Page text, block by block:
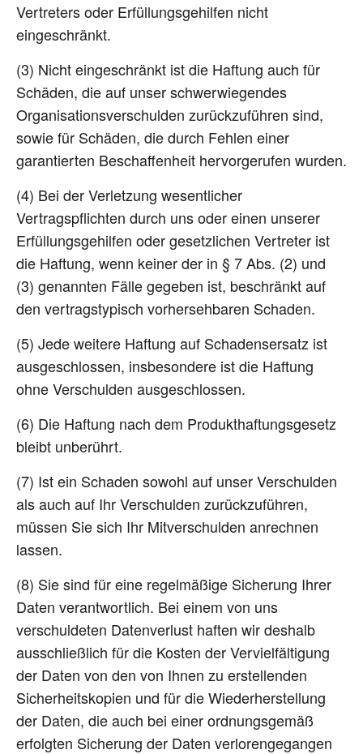
Vertreters oder Erfüllungsgehilfen nicht
eingeschränkt.
(3) Nicht eingeschränkt ist die Haftung auch für
Schäden, die auf unser schwerwiegendes
Organisationsverschulden zurückzuführen sind,
sowie für Schäden, die durch Fehlen einer
garantierten Beschaffenheit hervorgerufen wurden.
(4) Bei der Verletzung wesentlicher
Vertragspflichten durch uns oder einen unserer
Erfüllungsgehilfen oder gesetzlichen Vertreter ist
die Haftung, wenn keiner der in § 7 Abs. (2) und
(3) genannten Fälle gegeben ist, beschränkt auf
den vertragstypisch vorhersehbaren Schaden.
(5) Jede weitere Haftung auf Schadensersatz ist
ausgeschlossen, insbesondere ist die Haftung
ohne Verschulden ausgeschlossen.
(6) Die Haftung nach dem Produkthaftungsgesetz
bleibt unberührt.
(7) Ist ein Schaden sowohl auf unser Verschulden
als auch auf Ihr Verschulden zurückzuführen,
müssen Sie sich Ihr Mitverschulden anrechnen
lassen.
(8) Sie sind für eine regelmäßige Sicherung Ihrer
Daten verantwortlich. Bei einem von uns
verschuldeten Datenverlust haften wir deshalb
ausschließlich für die Kosten der Vervielfältigung
der Daten von den von Ihnen zu erstellenden
Sicherheitskopien und für die Wiederherstellung
der Daten, die auch bei einer ordnungsgemäß
erfolgten Sicherung der Daten verlorengegangen